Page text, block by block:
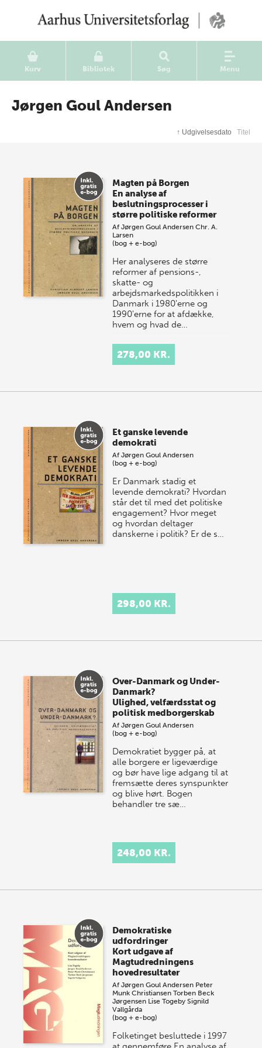
Kurv Bibliotek Søg Menu
Jørgen Goul Andersen
↑ Udgivelsesdato Titel
Magten på Borgen
En analyse af
beslutningsprocesser i
større politiske reformer
AfJørgen Goul Andersen Chr. A.
Larsen
(bog + e-bog)
Her analyseres de større
reformer af pensions-,
skatte- og
arbejdsmarkedspolitikken i
Danmark i 1980'erne og
1990'erne for at afdække,
hvem og hvad de…
278,00 KR.
Et ganske levende
demokrati
AfJørgen Goul Andersen
(bog + e-bog)
Er Danmark stadig et
levende demokrati? Hvordan
står det til med det politiske
engagement? Hvor meget
og hvordan deltager
danskerne i politik? Er de s…
298,00 KR.
Over-Danmark og Under-
Danmark?
Ulighed, velfærdsstat og
politisk medborgerskab
AfJørgen Goul Andersen
(bog + e-bog)
Demokratiet bygger på, at
alle borgere er ligeværdige
og bør have lige adgang til at
fremsætte deres synspunkter
og blive hørt. Bogen
behandler tre sæ…
248,00 KR.
Demokratiske
udfordringer
Kort udgave af
Magtudredningens
hovedresultater
AfJørgen Goul Andersen Peter
Munk Christiansen Torben Beck
Jørgensen Lise Togeby Signild
Vallgårda
(bog + e-bog)
Folketinget besluttede i 1997